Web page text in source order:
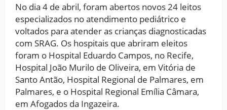
No dia 4 de abril, foram abertos novos 24 leitos
especializados no atendimento pediátrico e
voltados para atender as crianças diagnosticadas
com SRAG. Os hospitais que abriram eleitos
foram o Hospital Eduardo Campos, no Recife,
Hospital João Murilo de Oliveira, em Vitória de
Santo Antão, Hospital Regional de Palmares, em
Palmares, e o Hospital Regional Emília Câmara,
em Afogados da Ingazeira.